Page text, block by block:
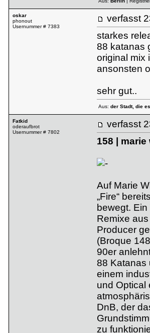
oskar
phonout
Usernummer # 7383
verfasst
starkes
88 katanas
original mix
ansonsten
sehr gut..
Aus: der Stadt, die
Fatkid
oderaufbrot
Usernummer # 7802
verfasst
158 |
Auf Marie
„Fire“
bewegt.
Remixe
Producer
(Broque
90er
88 Katanas
einem
und Optical
DnB, der
zu